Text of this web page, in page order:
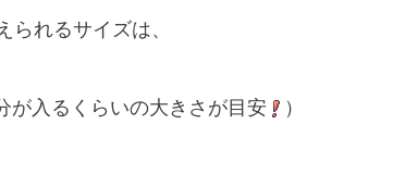
れるサイズは、
が入るくらいの大きさが目安 ）